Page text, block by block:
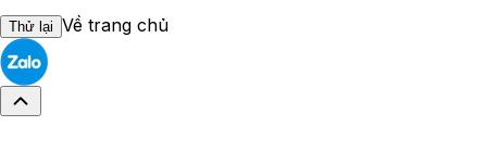
Thử lại Về trang chủ